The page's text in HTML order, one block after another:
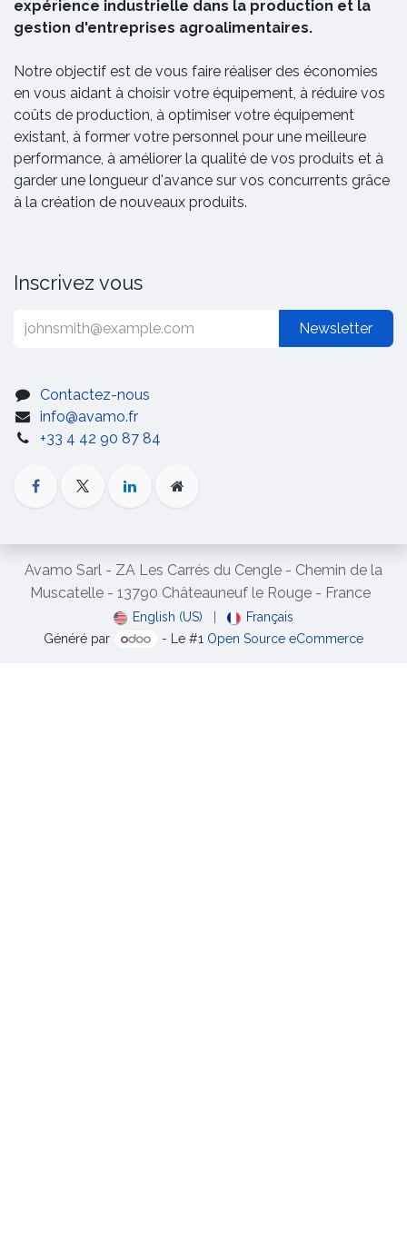
expérience industrielle dans la production et la
gestion d'entreprises agroalimentaires.
Notre objectif est de vous faire réaliser des économies
en vous aidant à choisir votre équipement, à réduire vos
coûts de production, à optimiser votre équipement
existant, à former votre personnel pour une meilleure
performance, à améliorer la qualité de vos produits et à
garder une longueur d'avance sur vos concurrents grâce
à la création de nouveaux produits.
Inscrivez vous
Newsletter
Contactez-nous
info@avamo.fr
+33 4 42 90 87 84
Avamo Sarl - ZA Les Carrés du Cengle - Chemin de la
Muscatelle - 13790 Châteauneuf le Rouge - France
English (US)
Français
Généré par
- Le #1 Open Source eCommerce